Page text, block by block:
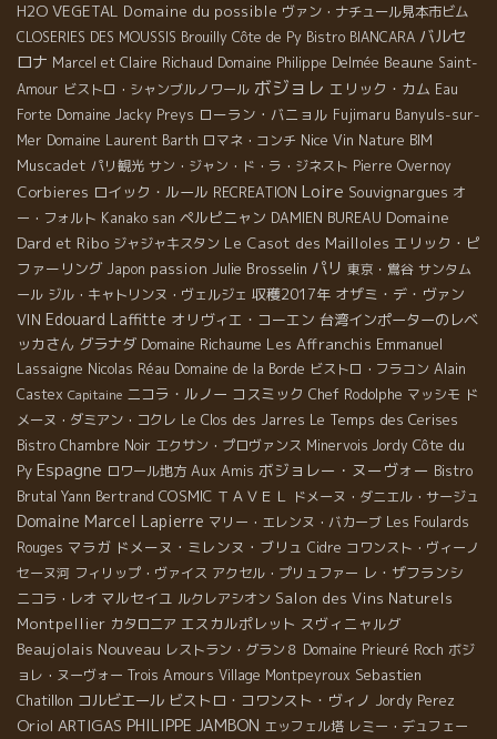
H2O VEGETAL Domaine du possible ヴァン・ナチュール見本市ビム
CLOSERIES DES MOUSSIS Brouilly Côte de Py Bistro BIANCARA バルセ
ロナ Marcel et Claire Richaud Domaine Philippe Delmée Beaune Saint-
Amour ビストロ・シャンブルノワール ボジョレ エリック・カム Eau
Forte Domaine Jacky Preys ローラン・バニョル Fujimaru Banyuls-sur-
Mer Domaine Laurent Barth ロマネ・コンチ Nice Vin Nature BIM
Muscadet パリ観光 サン・ジャン・ド・ラ・ジネスト Pierre Overnoy
Corbieres ロイック・ルール RECREATION Loire Souvignargues オ
ー・フォルト Kanako san ペルピニャン DAMIEN BUREAU Domaine
Dard et Ribo ジャジャキスタン Le Casot des Mailloles エリック・ピ
ファーリング Japon passion Julie Brosselin パリ 東京・鴬谷 サンタム
ール ジル・キャトリンヌ・ヴェルジェ 収穫2017年 オザミ・デ・ヴァン
VIN Edouard Laffitte オリヴィエ・コーエン 台湾インポーターのレベ
ッカさん グラナダ Domaine Richaume Les Affranchis Emmanuel
Lassaigne Nicolas Réau Domaine de la Borde ビストロ・フラコン Alain
Castex Capitaine ニコラ・ルノー コスミック Chef Rodolphe マッシモ ド
メーヌ・ダミアン・コクレ Le Clos des Jarres Le Temps des Cerises
Bistro Chambre Noir エクサン・プロヴァンス Minervois Jordy Côte du
Py Espagne ロワール地方 Aux Amis ボジョレー・ヌーヴォー Bistro
Brutal Yann Bertrand COSMIC ＴＡＶＥＬ ドメーヌ・ダニエル・サージュ
Domaine Marcel Lapierre マリー・エレンヌ・バカーブ Les Foulards
Rouges マラガ ドメーヌ・ミレンヌ・ブリュ Cidre コワンスト・ヴィーノ
セーヌ河 フィリップ・ヴァイス アクセル・プリュファー レ・ザフランシ
ニコラ・レオ マルセイユ ルクレアシオン Salon des Vins Naturels
Montpellier カタロニア エスカルポレット スヴィニャルグ
Beaujolais Nouveau レストラン・グラン８ Domaine Prieuré Roch ボジ
ョレ・ヌーヴォー Trois Amours Village Montpeyroux Sebastien
Chatillon コルビエール ビストロ・コワンスト・ヴィノ Jordy Perez
Oriol ARTIGAS PHILIPPE JAMBON エッフェル塔 レミー・デュフェー